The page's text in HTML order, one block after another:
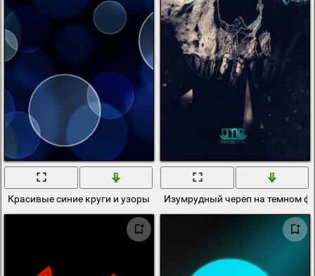
Красивые синие круги и узоры Изумрудный череп на темном